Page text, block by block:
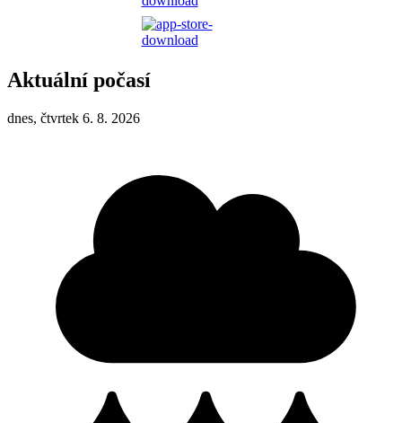
Aktuální počasí
dnes, čtvrtek 6. 8. 2026